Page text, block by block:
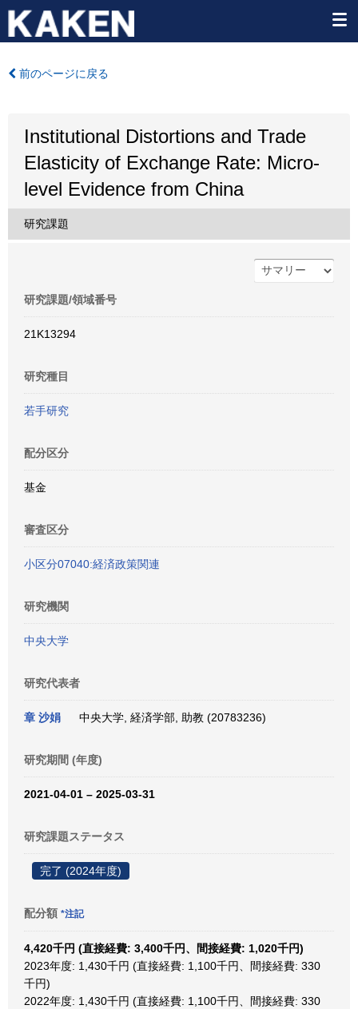
前のページに戻る
Institutional Distortions and Trade
Elasticity of Exchange Rate: Micro-
level Evidence from China
研究課題
研究課題/領域番号
21K13294
研究種目
若手研究
配分区分
基金
審査区分
小区分07040:経済政策関連
研究機関
中央大学
研究代表者
章 沙娟 中央大学, 経済学部, 助教 (20783236)
研究期間 (年度)
2021-04-01 – 2025-03-31
研究課題ステータス
完了 (2024年度)
配分額 *注記
4,420千円 (直接経費: 3,400千円、間接経費: 1,020千円)
2023年度: 1,430千円 (直接経費: 1,100千円、間接経費: 330
千円)
2022年度: 1,430千円 (直接経費: 1,100千円、間接経費: 330